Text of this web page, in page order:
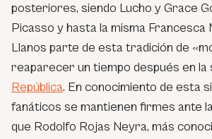
posteriores, siendo Lucho y Grace
Picasso y hasta la misma Francesca
Llanos parte de esta tradición de
reaparecer un tiempo después en la
República. En conocimiento de esta
fanáticos se mantienen firmes ante
que Rodolfo Rojas Neyra, más